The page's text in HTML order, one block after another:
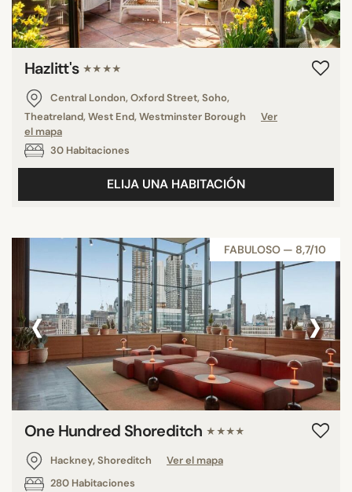
Hazlitt's ★★★★
Central London, Oxford Street, Soho,
Theatreland, West End, Westminster Borough
Ver
el mapa
30 Habitaciones
ELIJA UNA HABITACIÓN
FABULOSO — 8,7/10
‹ ›
One Hundred Shoreditch ★★★★
Hackney, Shoreditch
Ver el mapa
280 Habitaciones